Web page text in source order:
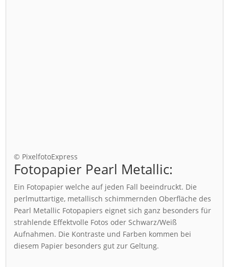
© PixelfotoExpress
Fotopapier Pearl Metallic:
Ein Fotopapier welche auf jeden Fall beeindruckt. Die
perlmuttartige, metallisch schimmernden Oberfläche des
Pearl Metallic Fotopapiers eignet sich ganz besonders für
strahlende Effektvolle Fotos oder Schwarz/Weiß
Aufnahmen. Die Kontraste und Farben kommen bei
diesem Papier besonders gut zur Geltung.